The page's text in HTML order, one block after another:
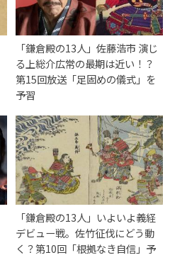
「鎌倉殿の13人」佐藤浩市 演じ
る上総介広常の最期は近い！？
第15回放送「足固めの儀式」を
予習
「鎌倉殿の13人」いよいよ義経
デビュー戦。佐竹征伐にどう動
く？第10回「根拠なき自信」予